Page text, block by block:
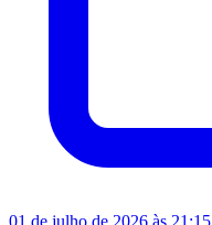
01 de julho de 2026 às 21:15